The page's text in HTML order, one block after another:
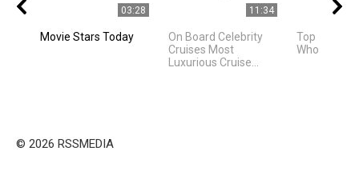
03:28
Movie Stars Today
11:34
On Board Celebrity
Cruises Most
Luxurious Cruise...
Top 10
Who Live in
© 2026 RSSMEDIA